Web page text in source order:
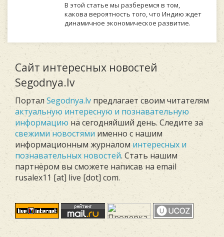
В этой статье мы разберемся в том,
какова вероятность того, что Индию ждет
динамичное экономическое развитие.
Сайт интересных новостей
Segodnya.lv
ПорталSegodnya.lv предлагает своим читателям
актуальную интересную и познавательную
информацию на сегодняйший день. Следите за
свежими новостями именно с нашим
информационным журналом интересных и
познавательных новостей. Стать нашим
партнёром вы сможете написав на email
rusalex11 [at] live [dot] com.